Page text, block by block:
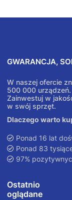
GWARANCJA,
W naszej ofercie
500 000 urządzeń.
Zainwestuj w
w swój sprzęt.
Dlaczego warto
Ponad 16 lat
Ponad 83
97%
Ostatnio
oglądane